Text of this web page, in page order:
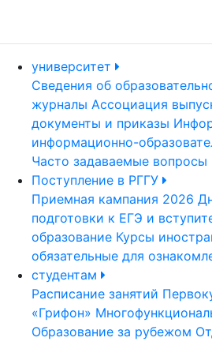
университет
Сведения об
журналы Ассоциация
документы и приказы
информационно-
Часто задаваемые вопросы
Поступление в РГГУ
Приемная кампания 2026
подготовки к ЕГЭ и
образование Курсы
обязательные для
студентам
Расписание занятий
«Грифон»
Образование за рубежом